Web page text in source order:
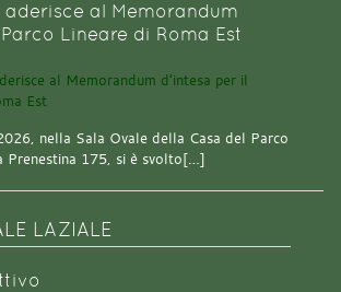
aderisce al Memorandum
Lineare di Roma Est
nella Sala Ovale della Casa del Parco
Prenestina 175, si è svolto[…]
LAZIALE